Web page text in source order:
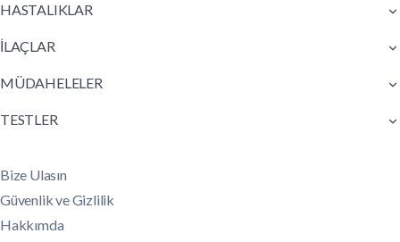
HASTALIKLAR
İLAÇLAR
MÜDAHELELER
TESTLER
Bize Ulasın
Güvenlik ve Gizlilik
Hakkımda